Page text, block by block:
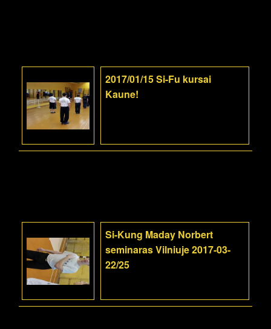
2017/01/15 Si-Fu kursai
Kaune!
Si-Kung Maday Norbert
seminaras Vilniuje 2017-03-
22/25